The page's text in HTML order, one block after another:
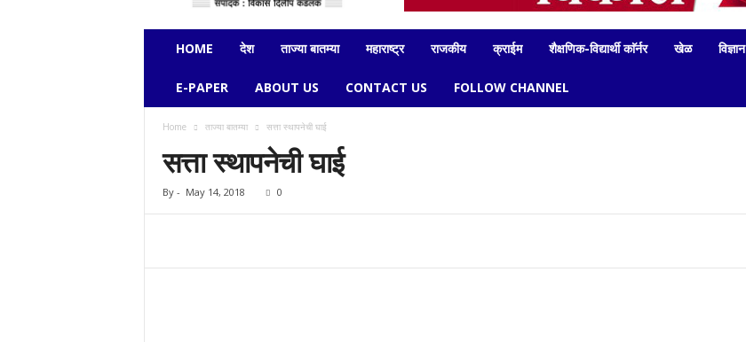
HOME देश ताज्या बातम्या महाराष्ट्र राजकीय क्राईम शैक्षणिक-विद्यार्थी काॅर्नर खेळ विज्ञान
E-PAPER ABOUT US CONTACT US FOLLOW CHANNEL
Home ताज्या बातम्या सत्ता स्थापनेची घाई
सत्ता स्थापनेची घाई
By - May 14, 2018 0